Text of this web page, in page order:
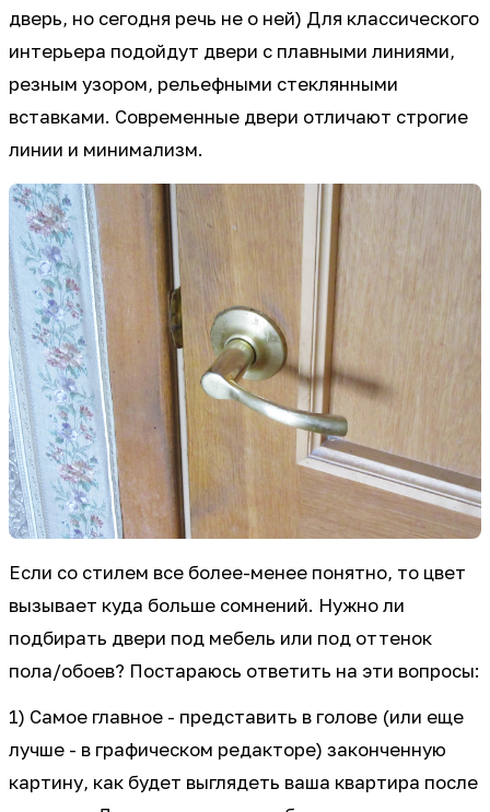
дверь, но сегодня речь не о ней) Для классического
интерьера подойдут двери с плавными линиями,
резным узором, рельефными стеклянными
вставками. Современные двери отличают строгие
линии и минимализм.
Если со стилем все более-менее понятно, то цвет
вызывает куда больше сомнений. Нужно ли
подбирать двери под мебель или под оттенок
пола/обоев? Постараюсь ответить на эти вопросы:
1) Самое главное - представить в голове (или еще
лучше - в графическом редакторе) законченную
картину, как будет выглядеть ваша квартира после